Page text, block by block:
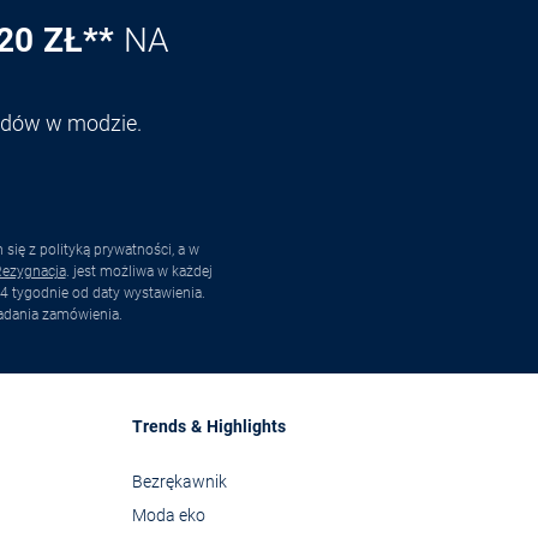
ZŁ** NA
w modzie.
się z polityką prywatności, a w
. jest możliwa w każdej
tygodnie od daty wystawienia.
zamówienia.
Trends & Highlights
Bezrękawnik
Moda eko